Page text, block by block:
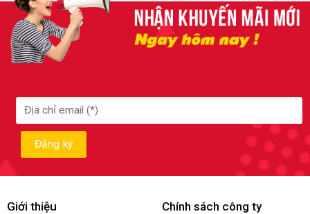
Giới thiệu Chính sách công ty